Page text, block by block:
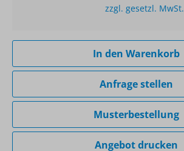
zzgl. gesetzl.
In den Warenkorb
Anfrage stellen
Musterbestellung
Angebot drucken